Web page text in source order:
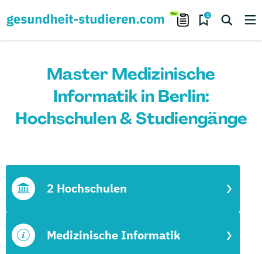
0
Master Medizinische
Informatik in Berlin:
Hochschulen & Studiengänge
Medizinische Informatik
2 Hochschulen